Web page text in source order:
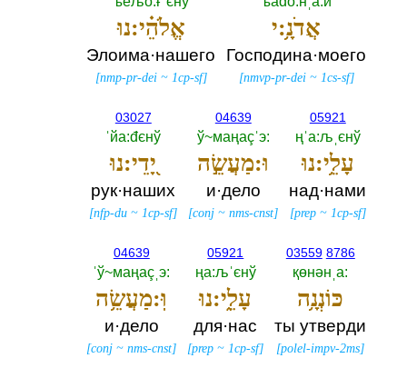
אֲדֹנָ֥:י
Господина·моего
[nmvp-pr-dei~ 1cs-sf]
אֱלֹהֵ֗י:נוּ
Элоима·нашего
[nmp-pr-dei~ 1cp-sf]
05921
ңˈа:љˌєнў
עָלֵ֥י:נוּ
над·нами
[prep~ 1cp-sf]
04639
ў~маңаçˈэ:‎
וּ:מַעֲשֵׂ֣ה
и·дело
[conj ~nms-cnst]
03027
ˈйа:đєнў
יָ֭דֵי:נוּ
рук·наших
[nfp-du ~1cp-sf]
03559 8786
қөнәнˌа:‎
כּוֹנְנָ֥ה
ты утверди
[polel-impv-2ms]
05921
ңа:љˈєнў
עָלֵ֑י:נוּ
для·нас
[prep ~1cp-sf]
04639
ˈў~маңаçˌэ:‎
וּֽ:מַעֲשֵׂ֥ה
и·дело
[conj ~nms-cnst]